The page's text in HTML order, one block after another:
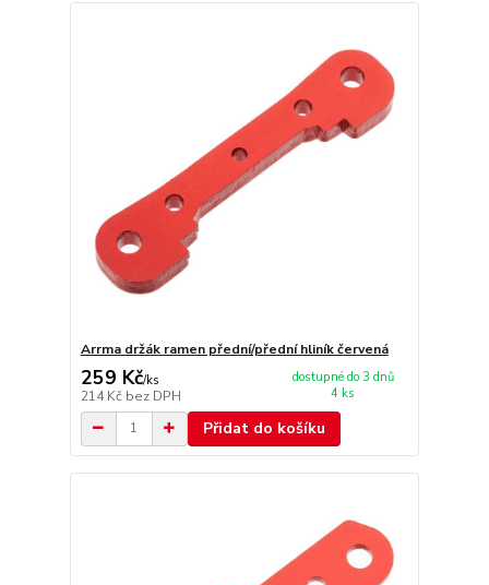
Arrma držák ramen přední/přední hliník červená
259 Kč/ks
214 Kč bez DPH
dostupné do 3 dnů
4 ks
Přidat do košíku